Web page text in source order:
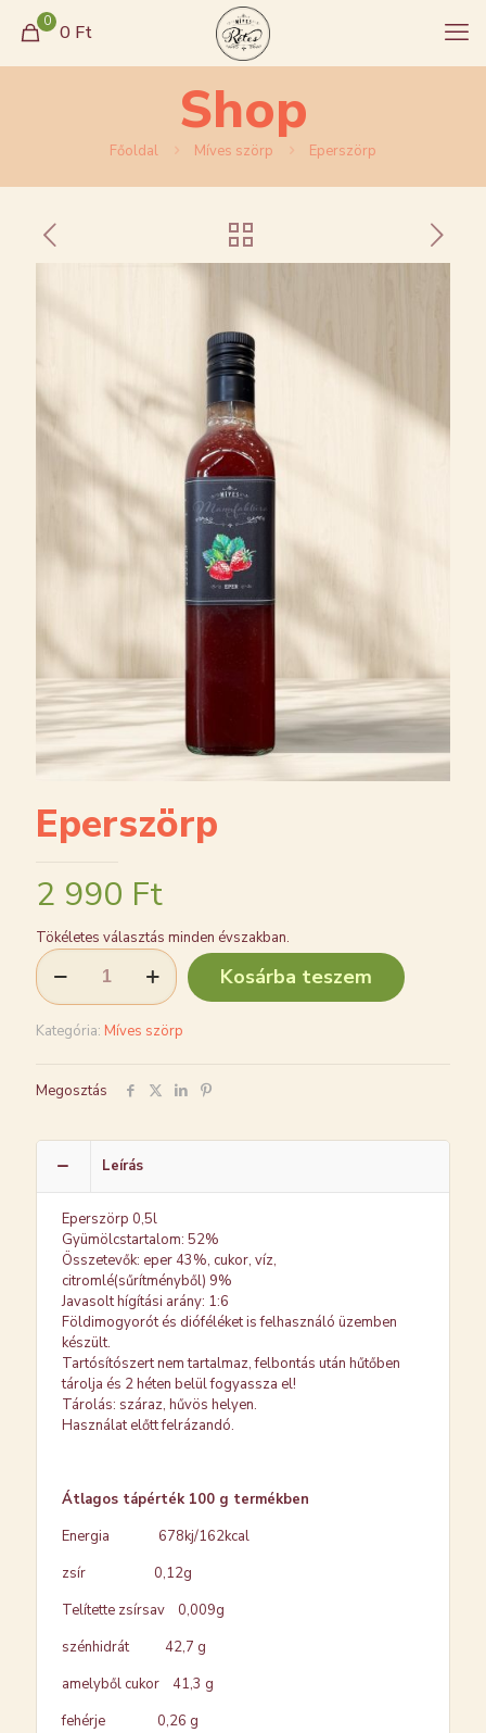
0 0 Ft
Shop
Főoldal Míves szörp Eperszörp
Eperszörp
2 990 Ft
Tökéletes választás minden évszakban.
Eperszörp
mennyiség
Kosárba teszem
Kategória: Míves szörp
Megosztás
Leírás
Eperszörp 0,5l
Gyümölcstartalom: 52%
Összetevők: eper 43%, cukor, víz,
citromlé(sűrítményből) 9%
Javasolt hígítási arány: 1:6
Földimogyorót és dióféléket is felhasználó üzemben
készült.
Tartósítószert nem tartalmaz, felbontás után hűtőben
tárolja és 2 héten belül fogyassza el!
Tárolás: száraz, hűvös helyen.
Használat előtt felrázandó.
Átlagos tápérték 100 g termékben
Energia 678kj/162kcal
zsír 0,12g
Telítette zsírsav 0,009g
szénhidrát 42,7 g
amelyből cukor 41,3 g
fehérje 0,26 g